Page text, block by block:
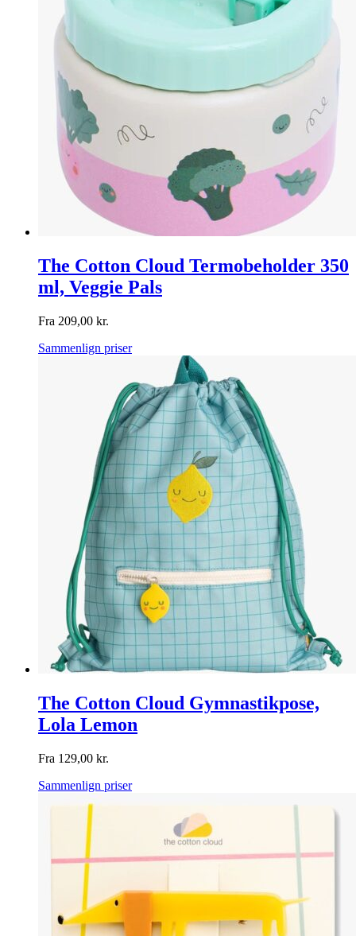
The Cotton Cloud Termobeholder 350
ml, Veggie Pals
Fra 209,00 kr.
Sammenlign priser
The Cotton Cloud Gymnastikpose,
Lola Lemon
Fra 129,00 kr.
Sammenlign priser